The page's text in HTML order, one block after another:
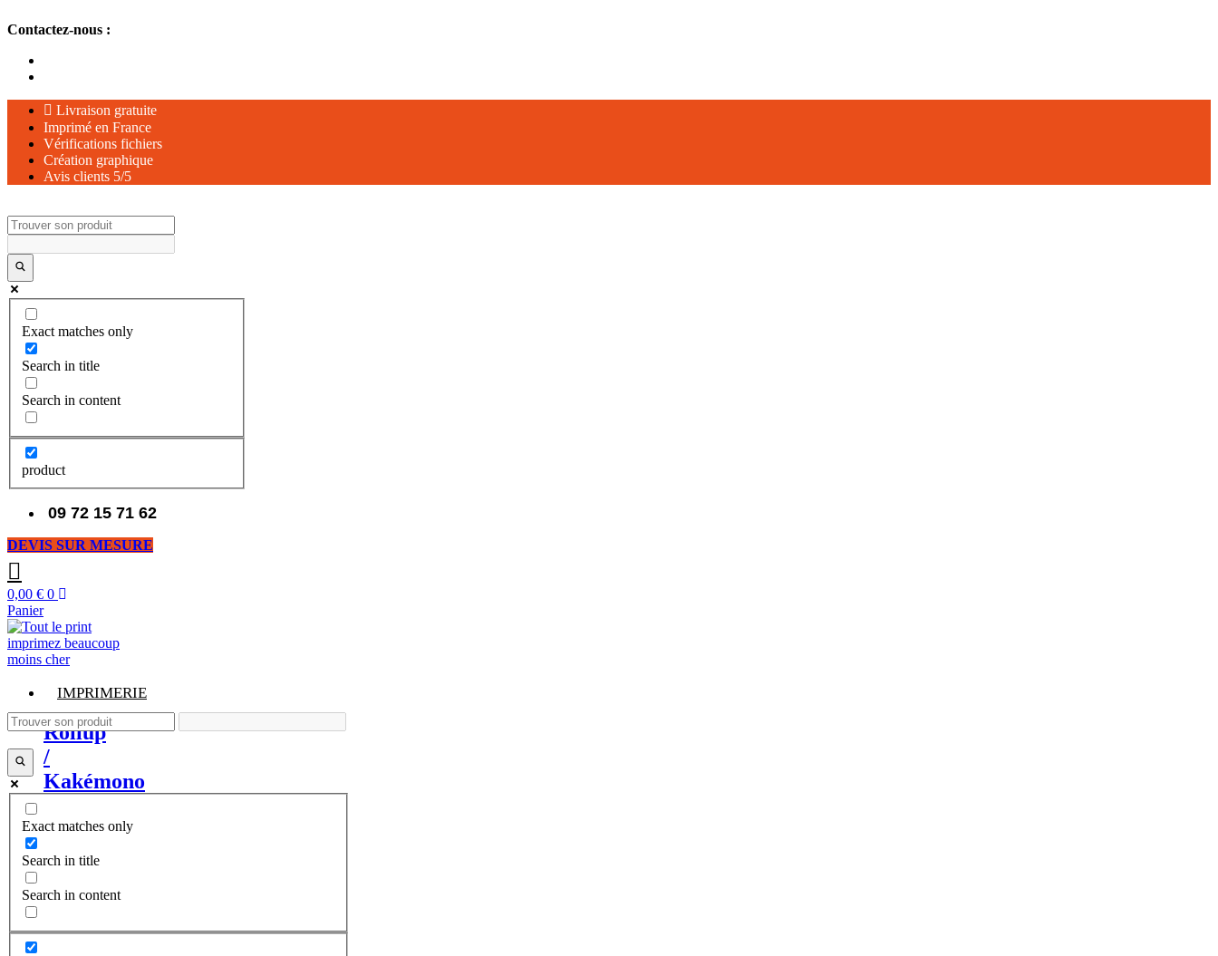
au
Contactez-nous :
Livraison gratuite
Imprimé en France
Vérifications fichiers
Création graphique
Avis clients 5/5
Exact matches only
Search in title
Search in content
product
09 72 15 71 62
DEVIS SUR MESURE
0,00 € 0
Panier
IMPRIMERIE
Rollup
/
Kakémono
Exact matches only
Search in title
Search in content